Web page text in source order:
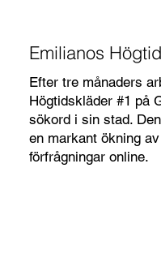
Emilianos
Efter tre månaders
Högtidskläder #1 på
sökord i sin stad.
en markant ökning
förfrågningar online.